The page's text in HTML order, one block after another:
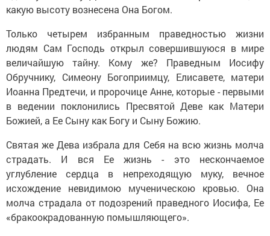
какую высоту вознесена Она Богом.
Только четырем избранным праведностью жизни
людям Сам Господь открыл совершившуюся в мире
величайшую тайну. Кому же? Праведным Иосифу
Обручнику, Симеону Богоприимцу, Елисавете, матери
Иоанна Предтечи, и пророчице Анне, которые - первыми
в ведении поклонились Пресвятой Деве как Матери
Божией, а Ее Сыну как Богу и Сыну Божию.
Святая же Дева избрала для Себя на всю жизнь молча
страдать. И вся Ее жизнь - это нескончаемое
углубление сердца в непреходящую муку, вечное
исхождение невидимою мученическою кровью. Она
молча страдала от подозрений праведного Иосифа, Ее
«бракоокрадованную помышляющего».